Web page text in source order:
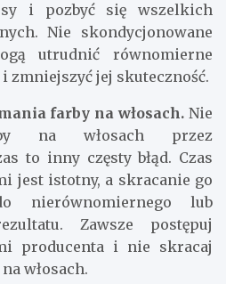
i pozbyć się wszelkich
Nie skondycjonowane
utrudnić równomierne
zmniejszyć jej skuteczność.
farby na włosach. Nie
na włosach przez
to inny częsty błąd. Czas
jest istotny, a skracanie go
nierównomiernego lub
Zawsze postępuj
producenta i nie skracaj
włosach.